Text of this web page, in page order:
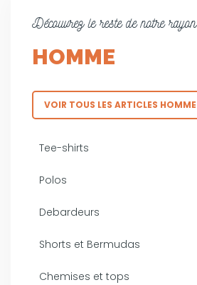
Découvrez le reste de notre rayon
HOMME
VOIR TOUS LES ARTICLES HOMME
Tee-shirts
Polos
Debardeurs
Shorts et Bermudas
Chemises et tops